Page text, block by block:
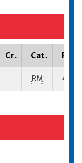
Cr. Cat.
RM 4 su-